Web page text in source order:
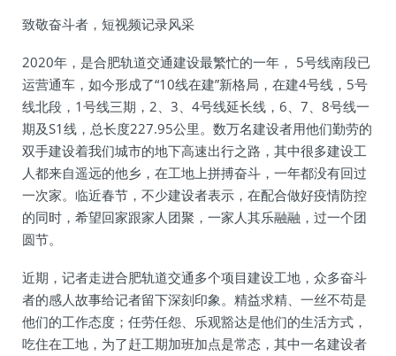
致敬奋斗者，短视频记录风采
2020年，是合肥轨道交通建设最繁忙的一年， 5号线南段已
运营通车，如今形成了“10线在建”新格局，在建4号线，5号
线北段，1号线三期，2、3、4号线延长线，6、7、8号线一
期及S1线，总长度227.95公里。数万名建设者用他们勤劳的
双手建设着我们城市的地下高速出行之路，其中很多建设工
人都来自遥远的他乡，在工地上拼搏奋斗，一年都没有回过
一次家。临近春节，不少建设者表示，在配合做好疫情防控
的同时，希望回家跟家人团聚，一家人其乐融融，过一个团
圆节。
近期，记者走进合肥轨道交通多个项目建设工地，众多奋斗
者的感人故事给记者留下深刻印象。精益求精、一丝不苟是
他们的工作态度；任劳任怨、乐观豁达是他们的生活方式，
吃住在工地，为了赶工期加班加点是常态，其中一名建设者